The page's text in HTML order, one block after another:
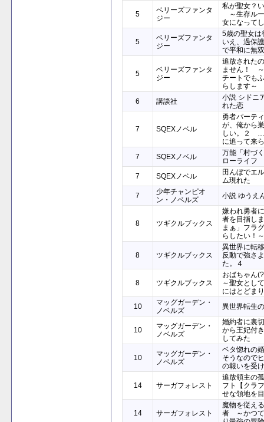
5
ベリーズファンタ
ジー
私が聖女？
～生存ル
女になって
5
ベリーズファンタ
ジー
5歳の聖女
いえ、過保
で平和に無
5
ベリーズファンタ
ジー
追放された
ません！
チートでも
らします～
6
講談社
小説 シドニ
れた恋
7 SQEXノベル
勇者パーテ
が、俺から
しい。２
に追って来
7
SQEXノベル
万能「村づ
ローライフ
7
SQEXノベル
田んぼでエ
ム現れた
7
少年チャンピオ
ン・ノベルズ
小説 ゆうえ
8 ツギクルブックス
嫌われ勇者
者を目指し
まぁ」フラ
らしたい！～
8 ツギクルブックス
異世界に転
反動で強さ
た。４
8 ツギクルブックス
おばちゃん
～聖女とし
にはとどま
10
マッグガーデン・
ノベルズ
異世界転生
10
マッグガーデン・
ノベルズ
婚約者に裏
から王妃付
してみた
10
マッグガーデン・
ノベルズ
ベタ惚れの
そうなので
の報いを受
14 サーガフォレスト
追放領主の
フト【クラ
せな領地を
14 サーガフォレスト
魔物を従え
者 ～かつて